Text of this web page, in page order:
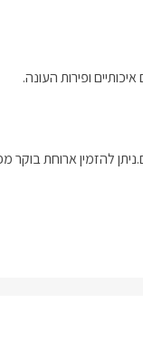
ופירות העונה.
להזמין ארוחת בוקר